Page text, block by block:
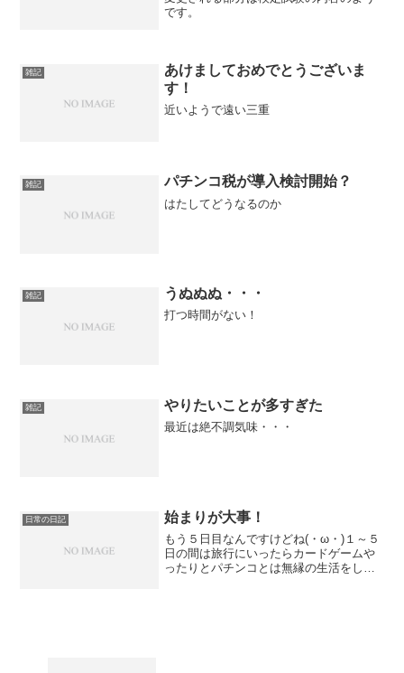
です。
雑記
あけましておめでとうございま
す！
近いようで遠い三重
雑記 パチンコ税が導入検討開始？
はたしてどうなるのか
雑記 うぬぬぬ・・・
打つ時間がない！
雑記 やりたいことが多すぎた
最近は絶不調気味・・・
日常の日記 始まりが大事！
もう５日目なんですけどね(・ω・)１～５
日の間は旅行にいったらカードゲームや
ったりとパチンコとは無縁の生活をして